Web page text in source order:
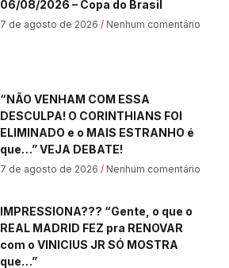
06/08/2026 – Copa do Brasil
7 de agosto de 2026 Nenhum comentário
“NÃO VENHAM COM ESSA
DESCULPA! O CORINTHIANS FOI
ELIMINADO e o MAIS ESTRANHO é
que…” VEJA DEBATE!
7 de agosto de 2026 Nenhum comentário
IMPRESSIONA??? “Gente, o que o
REAL MADRID FEZ pra RENOVAR
com o VINICIUS JR SÓ MOSTRA
que…”